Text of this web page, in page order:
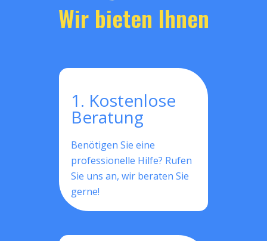
Wir bieten Ihnen
1. Kostenlose
Beratung
Benötigen Sie eine
professionelle Hilfe? Rufen
Sie uns an, wir beraten Sie
gerne!